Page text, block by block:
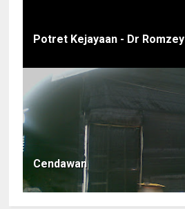
Potret Kejayaan - Dr Romzey
Cendawan